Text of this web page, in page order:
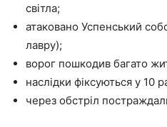
світла;
атаковано Успенський
лавру);
ворог пошкодив багато
наслідки фіксуються у 10
через обстріл